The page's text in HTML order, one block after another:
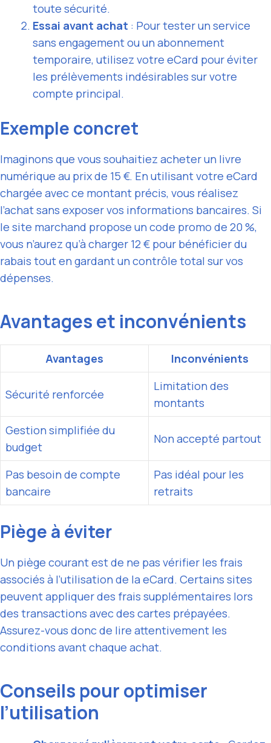
toute sécurité.
Essai avant achat : Pour tester un service
sans engagement ou un abonnement
temporaire, utilisez votre eCard pour éviter
les prélèvements indésirables sur votre
compte principal.
Exemple concret
Imaginons que vous souhaitiez acheter un livre
numérique au prix de 15 €. En utilisant votre eCard
chargée avec ce montant précis, vous réalisez
l’achat sans exposer vos informations bancaires. Si
le site marchand propose un code promo de 20 %,
vous n’aurez qu’à charger 12 € pour bénéficier du
rabais tout en gardant un contrôle total sur vos
dépenses.
Avantages et inconvénients
Avantages Inconvénients
Sécurité renforcée
Limitation des
montants
Gestion simplifiée du
budget
Non accepté partout
Pas besoin de compte
bancaire
Pas idéal pour les
retraits
Piège à éviter
Un piège courant est de ne pas vérifier les frais
associés à l’utilisation de la eCard. Certains sites
peuvent appliquer des frais supplémentaires lors
des transactions avec des cartes prépayées.
Assurez-vous donc de lire attentivement les
conditions avant chaque achat.
Conseils pour optimiser
l’utilisation